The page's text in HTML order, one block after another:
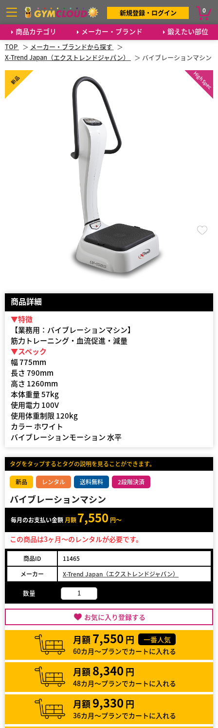
商品カテゴリ メーカー・ブランド 鍛えたい部位
新規登録・ログイン 0
TOP
メーカー・ブランドから探す
X-Trend Japan（エクストレンドジャパン）
バイブレーションマシン
High Spec
新品
商品詳細
▼特徴
【業務用：バイブレーションマシン】
筋力トレーニング・血流促進・減量
▼スペック
幅 775mm
長さ 790mm
高さ 1260mm
本体重量 57kg
使用電力 100V
使用体重制限 120kg
カラー ホワイト
バイブレーションモーション 水平
タグをタップするとタグの説明を見ることができます。
新品 レンタル 送料無料 2段階決済
バイブレーションマシン
毎月のお支払い金額 月額7,550 円～
この商品は3ヶ月～のレンタルが必要です。
商品ID
11465
メーカー
X-Trend Japan（エクストレンドジャパン）
数量
お気に入り登録する
月額 7,550 円
一番人気
60カ月～プランでカートに入れる
月額 8,340 円
48カ月～プランでカートに入れる
月額 9,330 円
36カ月～プランでカートに入れる